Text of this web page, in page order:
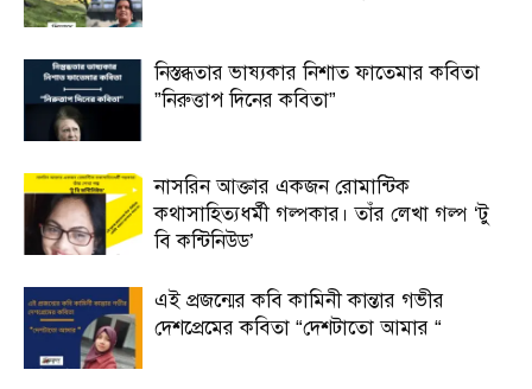
নিস্তব্ধতার ভাষ্যকার নিশাত ফাতেমার কবিতা
”নিরুত্তাপ দিনের কবিতা”
নাসরিন আক্তার একজন রোমান্টিক
কথাসাহিত্যধর্মী গল্পকার। তাঁর লেখা গল্প ‘টু
বি কন্টিনিউড’
এই প্রজন্মের কবি কামিনী কান্তার গভীর
দেশপ্রেমের কবিতা “দেশটাতো আমার “